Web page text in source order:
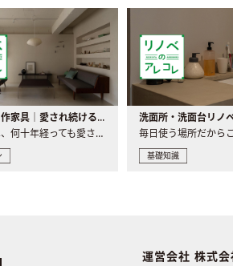
世界の名作家具｜愛され続ける理由と一生モノとの出会い方
家具には、何十年経っても愛され続ける「名作」と呼ばれるもの..
基礎知識
運営会社 株式